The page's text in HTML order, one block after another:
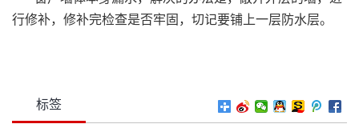
行修补，修补完检查是否牢固，切记要铺上一层防水层。
标签